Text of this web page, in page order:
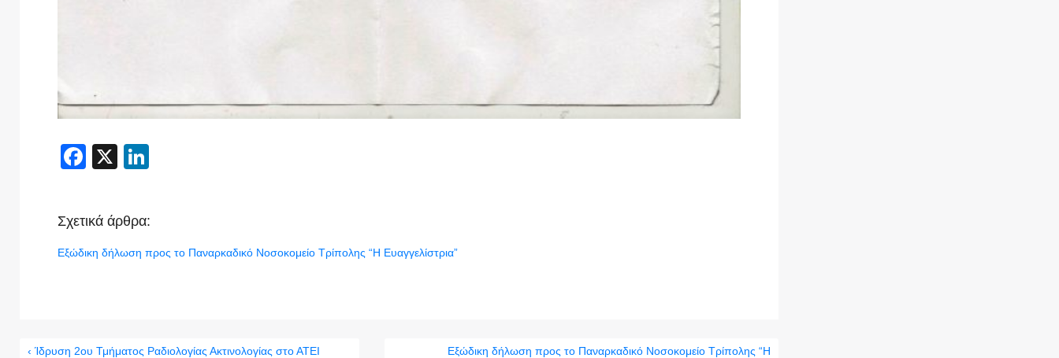
Facebook
X
Σχετικά άρθρα:
Εξώδικη δήλωση προς το Παναρκαδικό Νοσοκομείο Τρίπολης “Η Ευαγγελίστρια”
‹ Ίδρυση 2ου Τμήματος Ραδιολογίας Ακτινολογίας στο ΑΤΕΙ Εξώδικη δήλωση προς το Παναρκαδικό Νοσοκομείο Τρίπολης “Η